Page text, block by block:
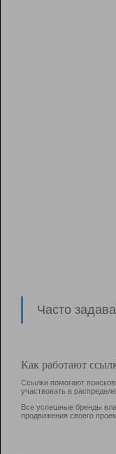
Часто
Как работают
Ссылки помогают
участвовать в
Все успешные бренды
продвижения своего